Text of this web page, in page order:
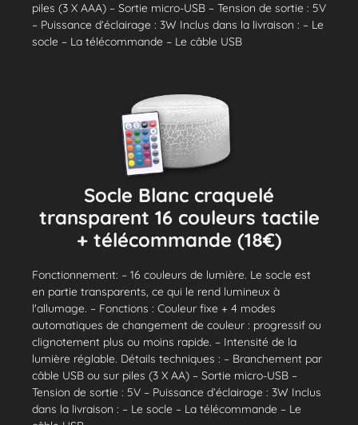
piles (3 X AAA) – Sortie micro-USB – Tension de sortie : 5V
– Puissance d’éclairage : 3W Inclus dans la livraison : – Le
socle – La télécommande – Le câble USB
Socle Blanc craquelé
transparent 16 couleurs tactile
+ télécommande (18€)
Fonctionnement: – 16 couleurs de lumière. Le socle est
en partie transparents, ce qui le rend lumineux à
l'allumage. – Fonctions : Couleur fixe + 4 modes
automatiques de changement de couleur : progressif ou
clignotement plus ou moins rapide. – Intensité de la
lumière réglable. Détails techniques : – Branchement par
câble USB ou sur piles (3 X AA) – Sortie micro-USB –
Tension de sortie : 5V – Puissance d’éclairage : 3W Inclus
dans la livraison : – Le socle – La télécommande – Le